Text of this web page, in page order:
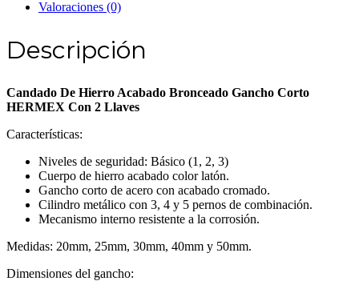
Corto
HERMEX
2
Llaves
Valoraciones (0)
Descripción
Candado De Hierro Acabado Bronceado Gancho Corto
HERMEX Con 2 Llaves
Características:
Niveles de seguridad: Básico (1, 2, 3)
Cuerpo de hierro acabado color latón.
Gancho corto de acero con acabado cromado.
Cilindro metálico con 3, 4 y 5 pernos de combinación.
Mecanismo interno resistente a la corrosión.
Medidas: 20mm, 25mm, 30mm, 40mm y 50mm.
Dimensiones del gancho: